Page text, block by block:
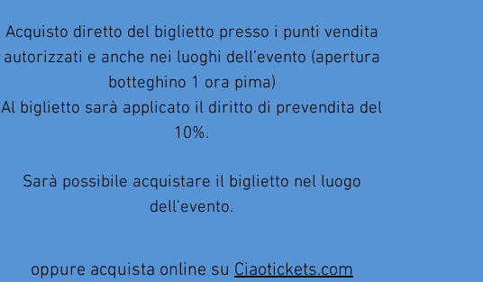
Acquisto diretto del biglietto presso i punti vendita
autorizzati e anche nei luoghi dell’evento (apertura
botteghino 1 ora pima)
Al biglietto sarà applicato il diritto di prevendita del
10%.
Sarà possibile acquistare il biglietto nel luogo
dell'evento.
oppure acquista online suCiaotickets.com